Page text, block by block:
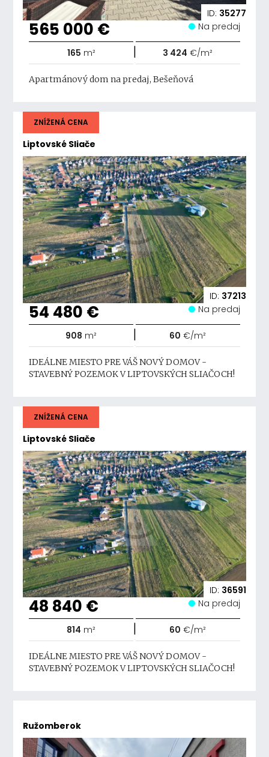
ID: 35277
565 000 € Na predaj
165 m² | 3 424 €/m²
Apartmánový dom na predaj, Bešeňová
Liptovské Sliače
ZNÍŽENÁ CENA
ID: 37213
54 480 € Na predaj
908 m² | 60 €/m²
IDEÁLNE MIESTO PRE VÁŠ NOVÝ DOMOV -
STAVEBNÝ POZEMOK V LIPTOVSKÝCH SLIAČOCH!
Liptovské Sliače
ZNÍŽENÁ CENA
ID: 36591
48 840 € Na predaj
814 m² | 60 €/m²
IDEÁLNE MIESTO PRE VÁŠ NOVÝ DOMOV -
STAVEBNÝ POZEMOK V LIPTOVSKÝCH SLIAČOCH!
Ružomberok